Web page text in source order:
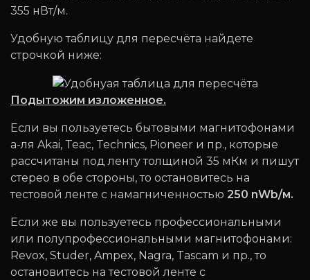
355 нВт/м.
Удобную таблицу для пересчёта найдете
строчкой ниже:
Подытожим изложенное.
Если вы пользуетесь бытовыми магнитофонами
а-ля Akai, Teac, Technics, Pioneer и пр., которые
рассчитаны под ленту толщиной 35 мКм и пишут
стерео в обе стороны, то остановитесь на
тестовой ленте с намагниченностью 250 nWb/м.
Если же вы пользуетесь профессиональными
или полупрофессиональными магнитофонами:
Revox, Studer, Ampex, Nagra, Tascam и пр., то
остановитесь на тестовой ленте с